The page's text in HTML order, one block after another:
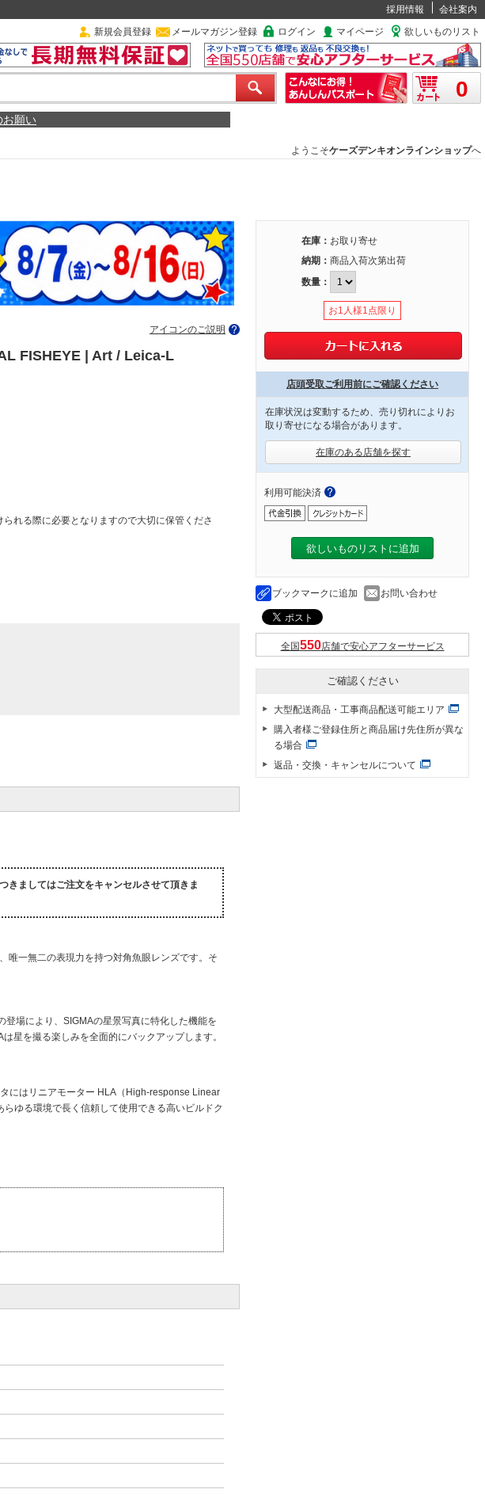
採用情報
会社案内
新規会員登録 メールマガジン登録 ログイン マイページ 欲しいものリスト
0
お願い
ようこそケーズデンキオンラインショップへ
アイコンのご説明
FISHEYE | Art / Leica-L
れる際に必要となりますので大切に保管くださ
きましてはご注文をキャンセルさせて頂きま
唯一無二の表現力を持つ対角魚眼レンズです。そ
場により、SIGMAの星景写真に特化した機能を
星を撮る楽しみを全面的にバックアップします。
にはリニアモーター HLA（High-response Linear
ゆる環境で長く信頼して使用できる高いビルドク
在庫： お取り寄せ
納期： 商品入荷次第出荷
数量：
お1人様1点限り
店頭受取ご利用前にご確認ください
在庫状況は変動するため、売り切れによりお
取り寄せになる場合があります。
在庫のある店舗を探す
利用可能決済
欲しいものリストに追加
ブックマークに追加 お問い合わせ
全国 店舗で安心アフターサービス
ご確認ください
大型配送商品・工事商品配送可能エリア
購入者様ご登録住所と商品届け先住所が異な
る場合
返品・交換・キャンセルについて